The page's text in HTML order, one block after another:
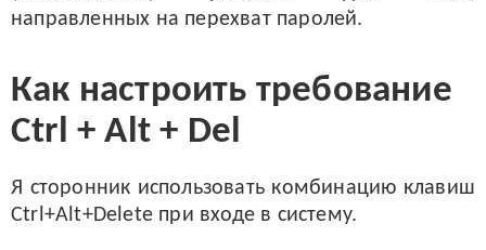
направленных на перехват паролей.
Как настроить требование
Ctrl + Alt + Del
Я сторонник использовать комбинацию клавиш
Ctrl+Alt+Delete при входе в систему.